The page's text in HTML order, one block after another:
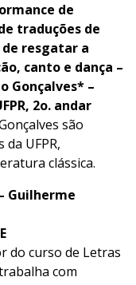
de
traduções de
resgatar a
canto e dança –
Gonçalves* –
2o. andar
são
UFPR,
clássica.
Guilherme
do curso de Letras
com